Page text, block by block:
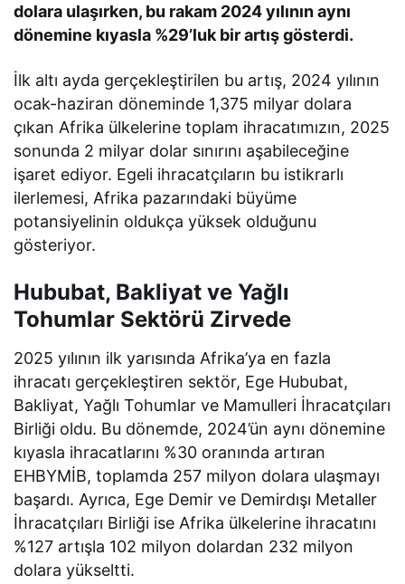
dolara ulaşırken, bu rakam 2024 yılının aynı
dönemine kıyasla %29’luk bir artış gösterdi.
İlk altı ayda gerçekleştirilen bu artış, 2024 yılının
ocak-haziran döneminde 1,375 milyar dolara
çıkan Afrika ülkelerine toplam ihracatımızın, 2025
sonunda 2 milyar dolar sınırını aşabileceğine
işaret ediyor. Egeli ihracatçıların bu istikrarlı
ilerlemesi, Afrika pazarındaki büyüme
potansiyelinin oldukça yüksek olduğunu
gösteriyor.
Hububat, Bakliyat ve Yağlı
Tohumlar Sektörü Zirvede
2025 yılının ilk yarısında Afrika’ya en fazla
ihracatı gerçekleştiren sektör, Ege Hububat,
Bakliyat, Yağlı Tohumlar ve Mamulleri İhracatçıları
Birliği oldu. Bu dönemde, 2024’ün aynı dönemine
kıyasla ihracatlarını %30 oranında artıran
EHBYMİB, toplamda 257 milyon dolara ulaşmayı
başardı. Ayrıca, Ege Demir ve Demirdışı Metaller
İhracatçıları Birliği ise Afrika ülkelerine ihracatını
%127 artışla 102 milyon dolardan 232 milyon
dolara yükseltti.